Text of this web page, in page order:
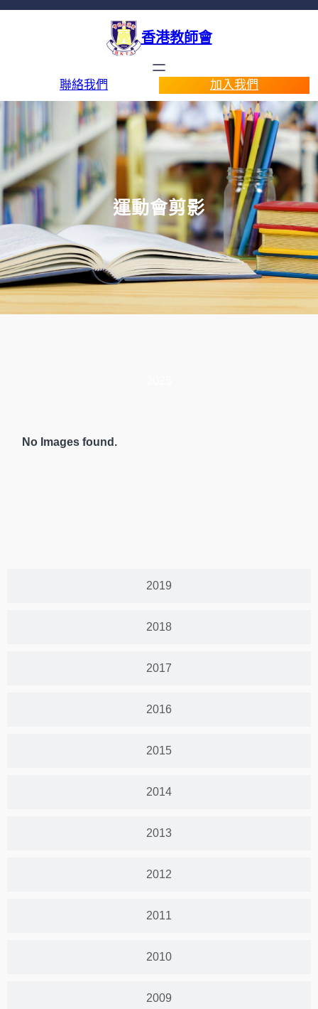
香港教師會
聯絡我們 加入我們
運動會剪影
2019
2018
2017
2016
2015
2014
2013
2012
2011
2010
2009
No Images found.